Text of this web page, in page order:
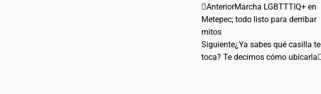
AnteriorMarcha LGBTTTIQ+ en
Metepec; todo listo para derribar
mitos
Siguiente¿Ya sabes qué casilla te
toca? Te decimos cómo ubicarla